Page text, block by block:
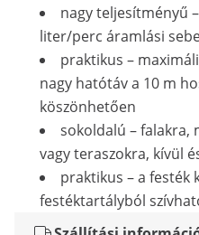
nagy teljesítményű
liter/perc áramlási
praktikus –
nagy hatótáv a 10 m
köszönhetően
sokoldalú – falakra,
vagy teraszokra, kívül
praktikus – a festék
festéktartályból